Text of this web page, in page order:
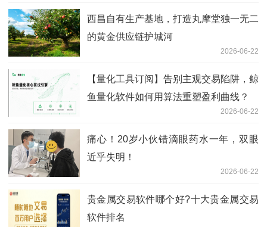
西昌自有生产基地，打造丸摩堂独一无二
的黄金供应链护城河
2026-06-22
【量化工具订阅】告别主观交易陷阱，鲸
鱼量化软件如何用算法重塑盈利曲线？
2026-06-22
痛心！20岁小伙错滴眼药水一年，双眼
近乎失明！
2026-06-22
贵金属交易软件哪个好?十大贵金属交易
软件排名